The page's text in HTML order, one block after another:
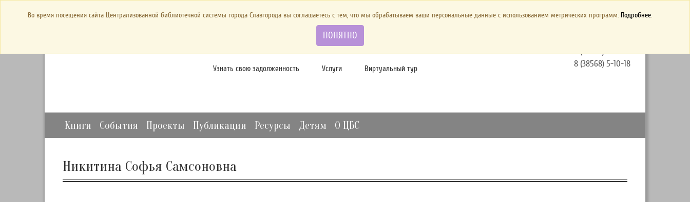
bibl-serv@mail.ru
Отзывы и предложения
Узнать свою задолженность Услуги Виртуальный тур
Официальные материалы
8 (38568) 5-44-26
8 (38568) 5-10-18
Книги События Проекты Публикации Ресурсы Детям О ЦБС
Никитина Софья Самсоновна
Во время посещения сайта Централизованной библиотечной системы города Славгорода вы соглашаетесь с тем, что мы обрабатываем ваши персональные данные с использованием метрических программ. Подробнее.
ПОНЯТНО